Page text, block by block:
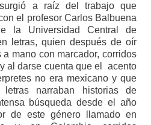
a raíz del trabajo que
el profesor Carlos Balbuena
la Universidad Central de
letras, quien después de oír
mano con marcador, corridos
al darse cuenta que el acento
no era mexicano y que
narraban historias de
búsqueda desde el año
de este género llamado en